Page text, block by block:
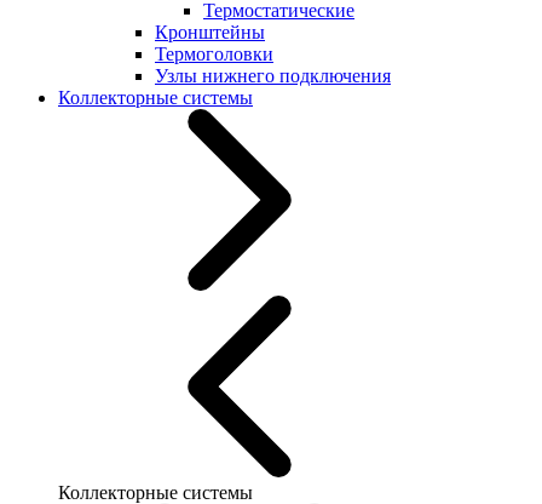
Термостатические
Кронштейны
Термоголовки
Узлы нижнего подключения
Коллекторные системы
Коллекторные системы